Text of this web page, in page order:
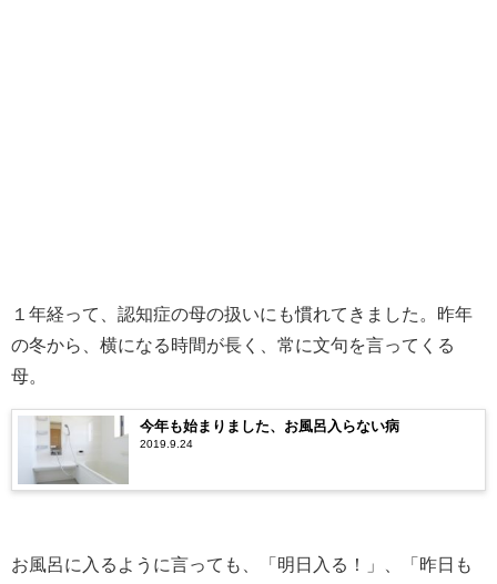
１年経って、認知症の母の扱いにも慣れてきました。昨年
の冬から、横になる時間が長く、常に文句を言ってくる
母。
今年も始まりました、お風呂入らない病
2019.9.24
お風呂に入るように言っても、「明日入る！」、「昨日も